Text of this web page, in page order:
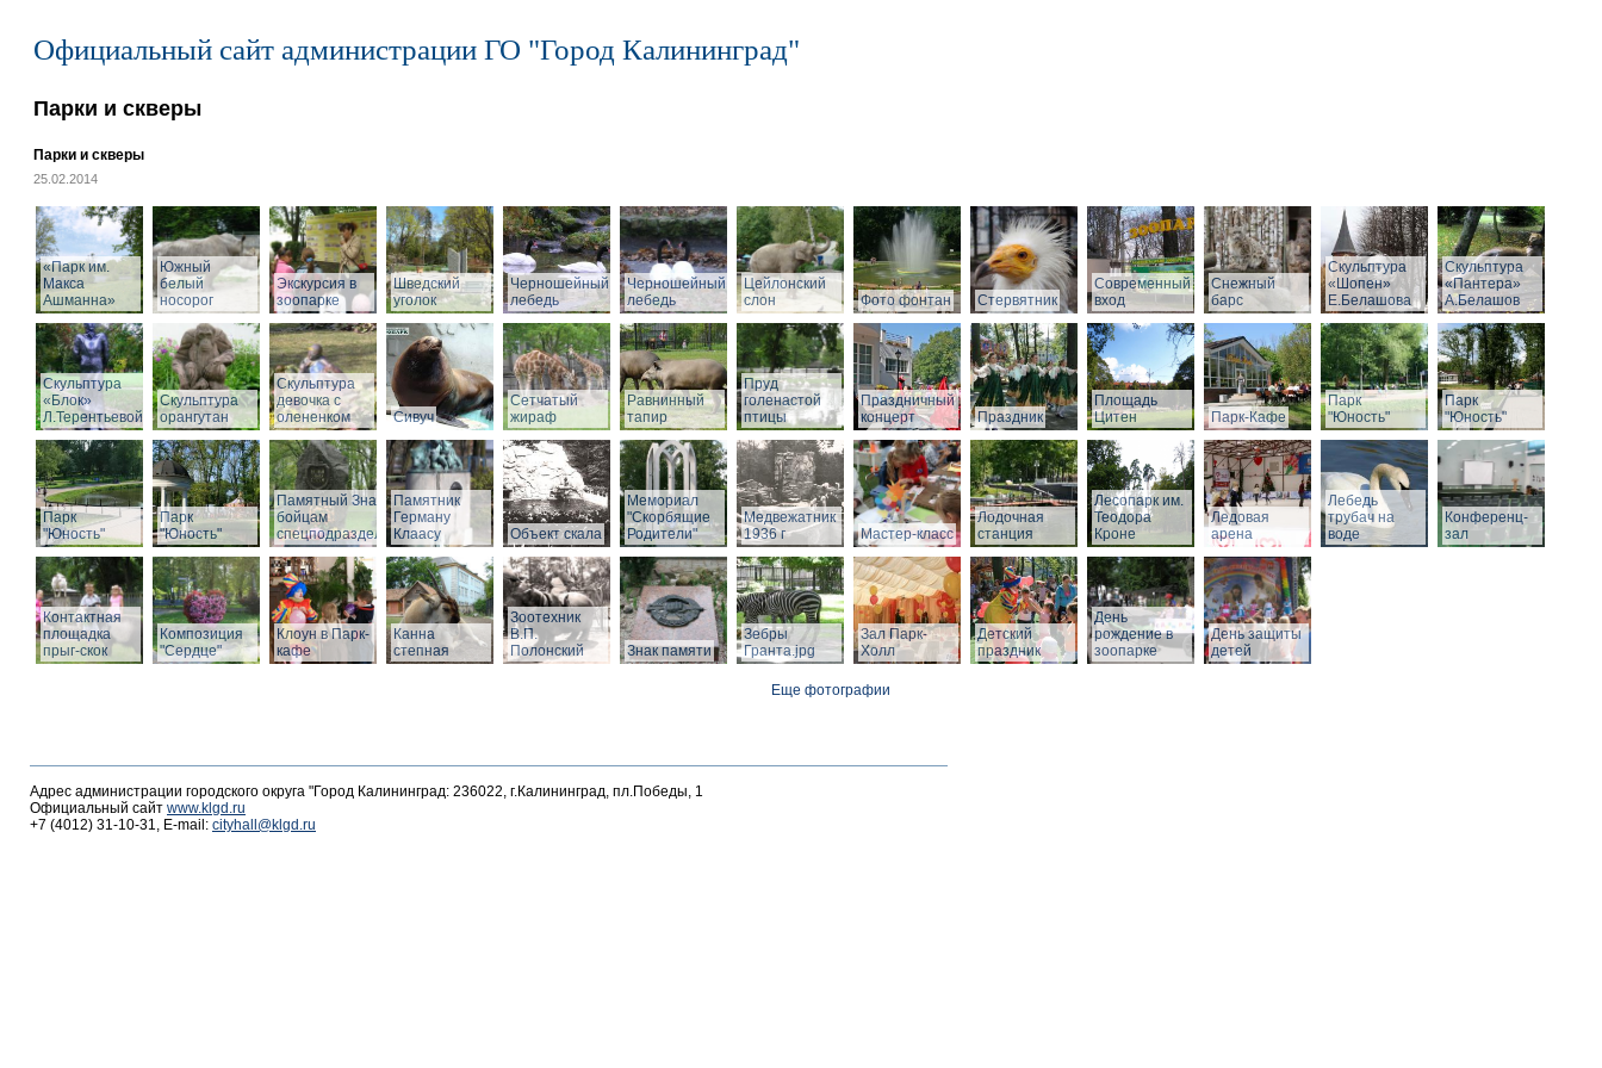
Официальный сайт администрации ГО "Город Калининград"
Парки и скверы
Парки и скверы
25.02.2014
«Парк им.
Макса
Ашманна»
Южный
белый
носорог
Экскурсия в
зоопарке
Шведский
уголок
Черношейный
лебедь
Черношейный
лебедь
Цейлонский
слон
Фото фонтан Стервятник
Современный
вход
Снежный
барс
Скульптура
«Шопен»
Е.Белашова
Скульптура
«Пантера»
А.Белашов
Скульптура
«Блок»
Л.Терентьевой
Скульптура
орангутан
Скульптура
девочка с
олененком
Сивуч
Сетчатый
жираф
Равнинный
тапир
Пруд
голенастой
птицы
Праздничный
концерт
Праздник
Площадь
Цитен
Парк-Кафе
Парк
"Юность"
Парк
"Юность"
Парк
"Юность"
Парк
"Юность"
Памятный Знак
бойцам
спецподразделений
Памятник
Герману
Клаасу
Объект скала
Мемориал
"Скорбящие
Родители"
Медвежатник
1936 г
Мастер-класс
Лодочная
станция
Лесопарк им.
Теодора
Кроне
Ледовая
арена
Лебедь
трубач на
воде
Конференц-
зал
Контактная
площадка
прыг-скок
Композиция
"Сердце"
Клоун в Парк-
кафе
Канна
степная
Зоотехник
В.П.
Полонский
Знак памяти
Зебры
Гранта.jpg
Зал Парк-
Холл
Детский
праздник
День
рождение в
зоопарке
День защиты
детей
Еще фотографии
Адрес администрации городского округа "Город Калининград: 236022, г.Калининград, пл.Победы, 1
Официальный сайт www.klgd.ru
+7 (4012) 31-10-31, E-mail: cityhall@klgd.ru